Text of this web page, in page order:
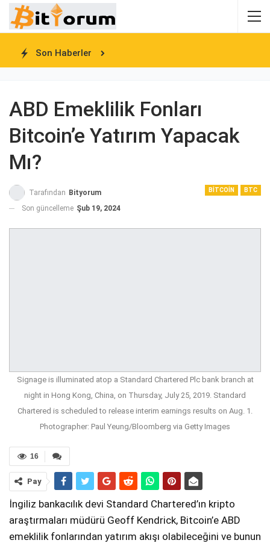
Son Haberler
ABD Emeklilik Fonları
Bitcoin’e Yatırım Yapacak
Mı?
BITCOIN BTC
Tarafından Bityorum
Son güncelleme Şub 19, 2024
Signage is illuminated atop a Standard Chartered Plc bank branch at
night in Hong Kong, China, on Thursday, July 25, 2019. Standard
Chartered is scheduled to release interim earnings results on Aug. 1.
Photographer: Paul Yeung/Bloomberg via Getty Images
16
Pay
İngiliz bankacılık devi Standard Chartered’ın kripto
araştırmaları müdürü Geoff Kendrick, Bitcoin’e ABD
emeklilik fonlarından yatırım akışı olabileceğini ve bunun